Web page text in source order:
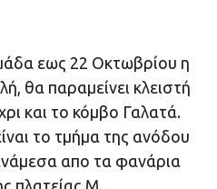
εως 22 Οκτωβρίου η
θα παραμείνει κλειστή
και το κόμβο Γαλατά.
το τμήμα της ανόδου
απο τα φανάρια
πλατείας Μ.